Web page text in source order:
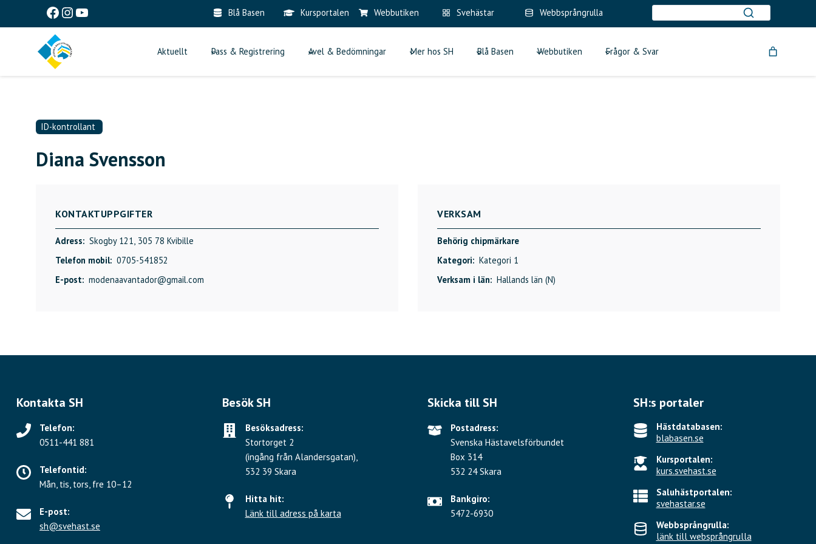
Facebook
Instagram
YouTube Blå Basen Kursportalen Webbutiken Svehästar Webbsprångrulla
Aktuellt Pass & Registrering Avel & Bedömningar Mer hos SH Blå Basen Webbutiken Frågor & Svar
ID-kontrollant
Diana Svensson
KONTAKTUPPGIFTER
Adress: Skogby 121, 305 78 Kvibille
Telefon mobil: 0705-541852
E-post: modenaavantador@gmail.com
VERKSAM
Behörig chipmärkare
Kategori: Kategori 1
Verksam i län: Hallands län (N)
Kontakta SH
Telefon:
0511-441 881
Telefontid:
Mån, tis, tors, fre 10–12
E-post:
sh@svehast.se
Besök SH
Besöksadress:
Stortorget 2
(ingång från Alandersgatan),
532 39 Skara
Hitta hit:
Länk till adress på karta
Skicka till SH
Postadress:
Svenska Hästavelsförbundet
Box 314
532 24 Skara
Bankgiro:
5472-6930
SH:s portaler
Hästdatabasen:
blabasen.se
Kursportalen:
kurs.svehast.se
Saluhästportalen:
svehastar.se
Webbsprångrulla:
länk till websprångrulla